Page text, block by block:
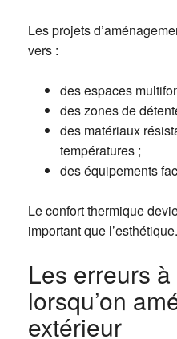
Les projets
vers :
des espaces
des zones de
des matériaux
températures ;
des équipements
Le confort thermique
important que l’esthétique.
Les erreurs
lorsqu’on
extérieur